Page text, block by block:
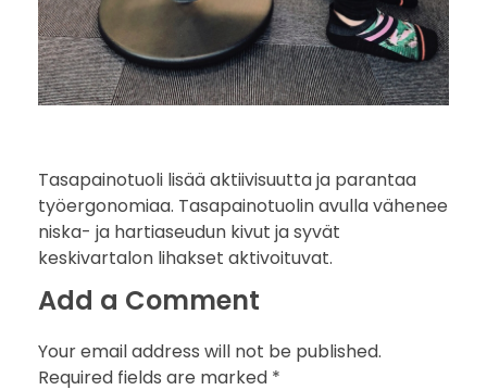
Tasapainotuoli lisää aktiivisuutta ja parantaa
työergonomiaa. Tasapainotuolin avulla vähenee
niska- ja hartiaseudun kivut ja syvät
keskivartalon lihakset aktivoituvat.
Add a Comment
Your email address will not be published.
Required fields are marked *